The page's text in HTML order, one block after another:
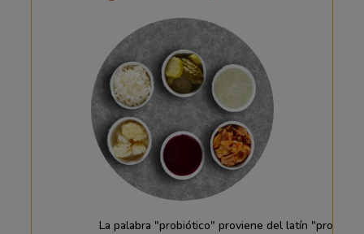
La palabra "probiótico" proviene del latín "pro"